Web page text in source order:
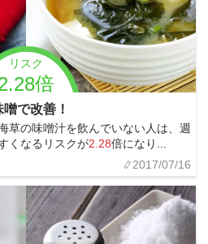
リスク
倍
で改善！
草の味噌汁を飲んでいない人は、週
くなるリスクが2.28倍になり...
2017/07/16